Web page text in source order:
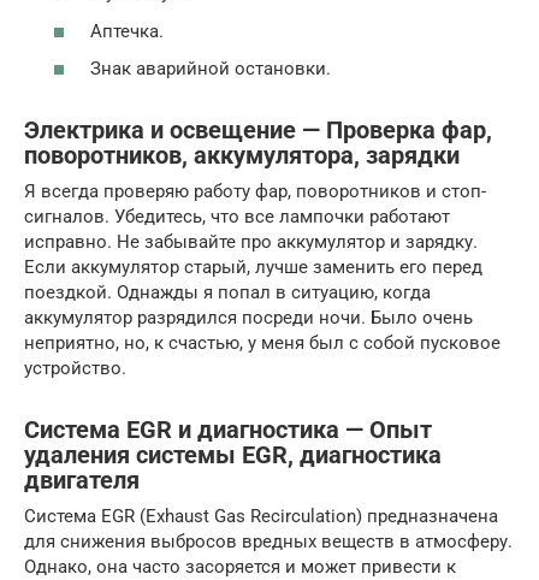
Аптечка.
Знак аварийной остановки.
Электрика и освещение — Проверка фар,
поворотников, аккумулятора, зарядки
Я всегда проверяю работу фар, поворотников и стоп-
сигналов. Убедитесь, что все лампочки работают
исправно. Не забывайте про аккумулятор и зарядку.
Если аккумулятор старый, лучше заменить его перед
поездкой. Однажды я попал в ситуацию, когда
аккумулятор разрядился посреди ночи. Было очень
неприятно, но, к счастью, у меня был с собой пусковое
устройство.
Система EGR и диагностика — Опыт
удаления системы EGR, диагностика
двигателя
Система EGR (Exhaust Gas Recirculation) предназначена
для снижения выбросов вредных веществ в атмосферу.
Однако, она часто засоряется и может привести к